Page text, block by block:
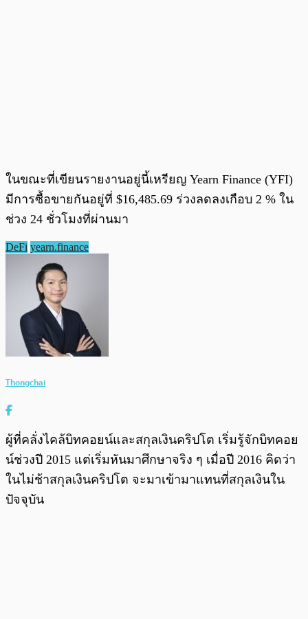
ในขณะที่เขียนรายงานอยู่นี้เหรียญ Yearn Finance (YFI)
มีการซื้อขายกันอยู่ที่ $16,485.69 ร่วงลดลงเกือบ 2 % ใน
ช่วง 24 ชั่วโมงที่ผ่านมา
DeFi yearn.finance
Thongchai
ผู้ที่คลั่งไคล้บิทคอยน์และสกุลเงินคริปโต เริ่มรู้จักบิทคอย
น์ช่วงปี 2015 แต่เริ่มหันมาศึกษาจริง ๆ เมื่อปี 2016 คิดว่า
ในไม่ช้าสกุลเงินคริปโต จะมาเข้ามาแทนที่สกุลเงินใน
ปัจจุบัน